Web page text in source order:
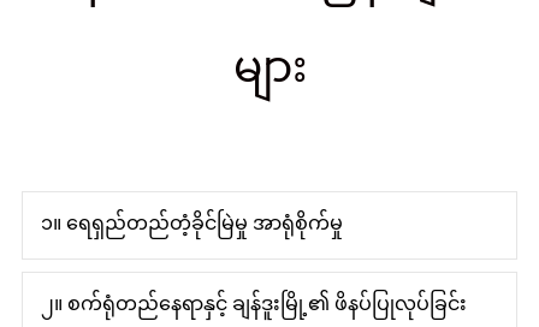
များ
၁။ ရေရှည်တည်တံ့ခိုင်မြဲမှု အာရုံစိုက်မှု
၂။ စက်ရုံတည်နေရာနှင့် ချန်ဒူးမြို့၏ ဖိနပ်ပြုလုပ်ခြင်း